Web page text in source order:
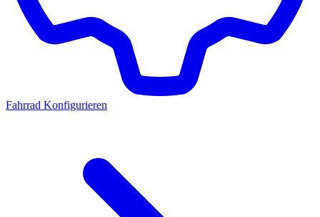
Fahrrad Konfigurieren